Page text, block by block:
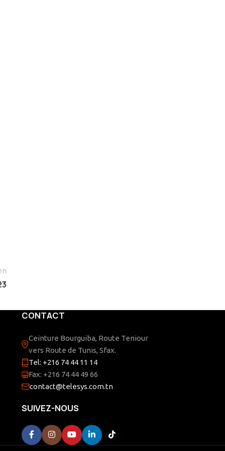
CONTACT
Ceinture Bourguiba, Route Teniour
vers Route de Tunis, Sfax.
Tel: +216 74 44 11 14
Fax: +216 74 44 49 66
contact@telesys.com.tn
SUIVEZ-NOUS